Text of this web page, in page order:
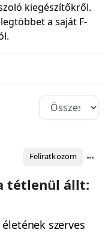
kiegészítőkről.
a saját F-
Feliratkozom
tétlenül állt:
szerves